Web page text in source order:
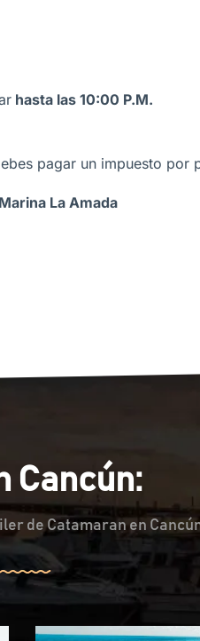
hasta las 10:00 P.M.
pagar un impuesto por
La Amada
Cancún:
de Catamaran en